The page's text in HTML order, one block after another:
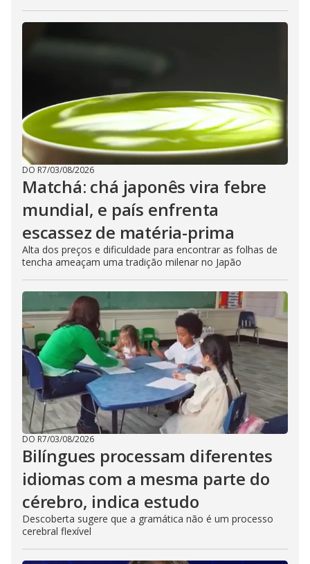
DO R7/03/08/2026
Matchá: chá japonês vira febre
mundial, e país enfrenta
escassez de matéria-prima
Alta dos preços e dificuldade para encontrar as folhas de
tencha ameaçam uma tradição milenar no Japão
DO R7/03/08/2026
Bilíngues processam diferentes
idiomas com a mesma parte do
cérebro, indica estudo
Descoberta sugere que a gramática não é um processo
cerebral flexível